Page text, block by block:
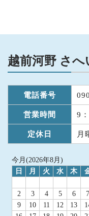
越前河野 さへ
電話番号
営業時間 9
定休日 月
今月(2026年8月)
日
月 火 水 木
2
3 4 5 6 7
9
10 11 12 13